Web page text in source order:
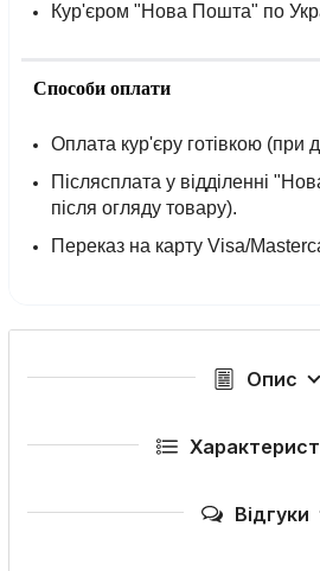
Кур'єром "Нова Пошта" по
Способи оплати
Оплата кур'єру готівкою (при
Післясплата у відділенні
після огляду товару).
Переказ на карту Visa/
Опис
Відгуки